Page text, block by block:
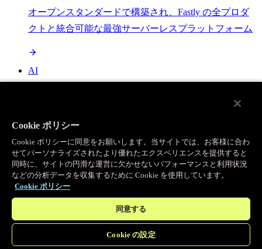
オープンスタンダードで構築され、Fastly の全プロダ
クトと統合可能な最強サーバーレスプラットフォーム
AI
Object Storage
送信量ゼロで大容量ファイルにエッジで直接アクセス
プログラマブルキャッシュ
Cookie ポリシー
Cookie ポリシーに同意をお願いします。当サイトでは、お客様に合わ
せてパーソナライズされたより優れたエクスペリエンスを提供すると
同時に、サイトの円滑な運営に欠かせないパフォーマンスと利用状況
などの分析データを収集するために Cookie を使用しています。
Cookie ポリシー
同意する
Cookie の設定